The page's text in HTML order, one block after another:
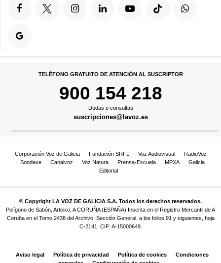
TELÉFONO GRATUITO DE ATENCIÓN AL SUSCRIPTOR
900 154 218
Dudas o consultas
suscripciones@lavoz.es
Corporación Voz de Galicia Fundación SRFL Voz Audiovisual
RadioVoz
Sondaxe
Canalvoz Voz Natura Prensa-Escuela MPXA
Galicia
Editorial
© Copyright LA VOZ DE GALICIA S.A. Todos los derechos reservados.
Polígono de Sabón, Arteixo, A CORUÑA (ESPAÑA) Inscrita en el Registro Mercantil de A
Coruña en el Tomo 2438 del Archivo, Sección General, a los folios 91 y siguientes, hoja
C-2141. CIF: A-15000649.
Aviso legal Política de privacidad Política de cookies
Condiciones